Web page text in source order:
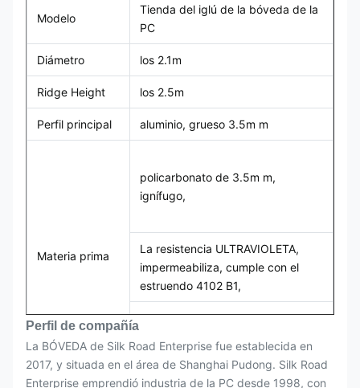
Modelo
Tienda del iglú de la bóveda de la
PC
Diámetro los 2.1m
Ridge Height los 2.5m
Perfil principal aluminio, grueso 3.5m m
Materia prima
policarbonato de 3.5m m,
ignífugo,
La resistencia ULTRAVIOLETA,
impermeabiliza, cumple con el
estruendo 4102 B1,
Perfil de compañía
La BÓVEDA de Silk Road Enterprise fue establecida en
2017, y situada en el área de Shanghai Pudong. Silk Road
Enterprise emprendió industria de la PC desde 1998, con